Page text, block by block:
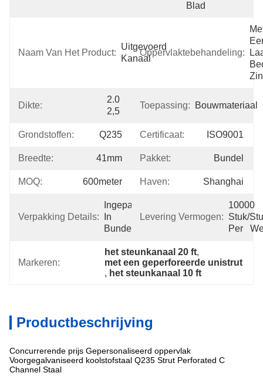
Blad
Naam Van Het Product:
Uitgevoerd
Kanaal
Oppervlaktebehandeling:
Dikte:
2.0
2,5
Toepassing: Bouwmateriaal
Grondstoffen: Q235 Certificaat: ISO9001
Breedte: 41mm Pakket: Bundel
MOQ: 600meter Haven: Shanghai
Verpakking Details:
Ingepakt
In
Bundels
Levering Vermogen:
10000
Stuk/
Per
Markeren:
het steunkanaal 20 ft,
met een geperforeerde unistrut
, het steunkanaal 10 ft
Productbeschrijving
Concurrerende prijs Gepersonaliseerd oppervlak
Voorgegalvaniseerd koolstofstaal Q235 Strut Perforated C
Channel Staal